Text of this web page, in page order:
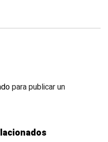
para publicar un